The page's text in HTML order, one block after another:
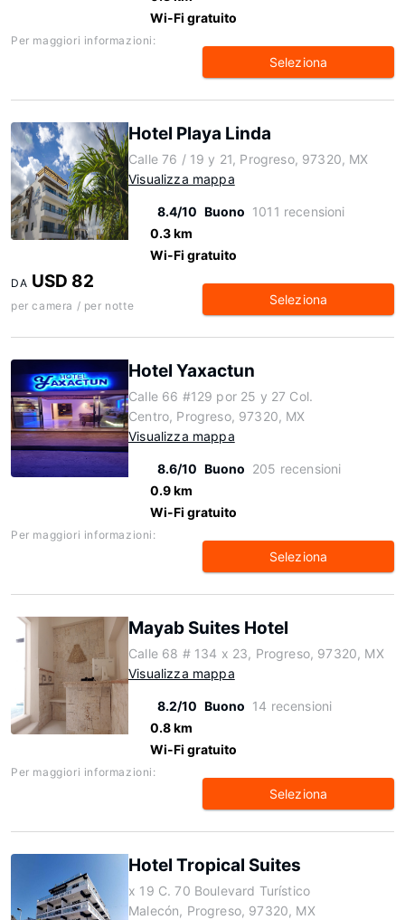
Wi-Fi gratuito
Per maggiori informazioni:
Seleziona
Hotel Playa Linda
Calle 76 / 19 y 21, Progreso, 97320, MX
Visualizza mappa
8.4/10 Buono 1011 recensioni
0.3 km
Wi-Fi gratuito
DA USD 82
per camera / per notte Seleziona
Hotel Yaxactun
Calle 66 #129 por 25 y 27 Col.
Centro, Progreso, 97320, MX
Visualizza mappa
8.6/10 Buono 205 recensioni
0.9 km
Wi-Fi gratuito
Per maggiori informazioni:
Seleziona
Mayab Suites Hotel
Calle 68 # 134 x 23, Progreso, 97320, MX
Visualizza mappa
8.2/10 Buono 14 recensioni
0.8 km
Wi-Fi gratuito
Per maggiori informazioni:
Seleziona
Hotel Tropical Suites
x 19 C. 70 Boulevard Turístico
Malecón, Progreso, 97320, MX